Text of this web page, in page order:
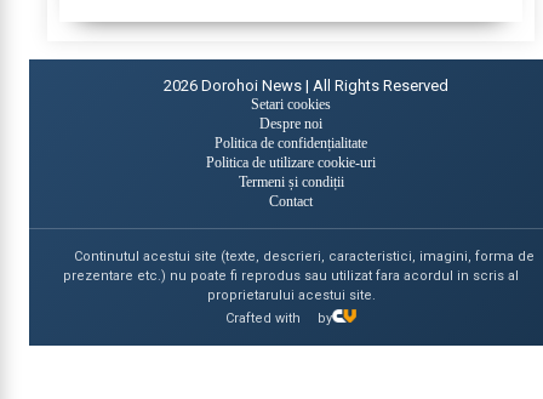
2026 Dorohoi News | All Rights Reserved
Setari cookies
Despre noi
Politica de confidențialitate
Politica de utilizare cookie-uri
Termeni și condiții
Contact
Continutul acestui site (texte, descrieri, caracteristici, imagini, forma de
prezentare etc.) nu poate fi reprodus sau utilizat fara acordul in scris al
proprietarului acestui site.
Crafted with
by